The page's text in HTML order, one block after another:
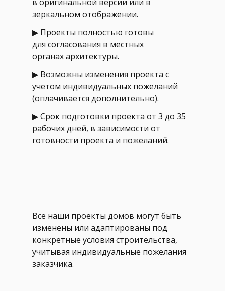
зеркальном отображении.
▶ Проекты полностью готовы
для согласования в местных
органах архитектуры.
▶ Возможны изменения проекта с
учетом индивидуальных пожеланий
(оплачивается дополнительно).
▶ Срок подготовки проекта от 3 до 35
рабочих дней, в зависимости от
готовности проекта и пожеланий.
Все наши проекты домов могут быть
изменены или адаптированы под
конкретные условия строительства,
учитывая индивидуальные пожелания
заказчика.